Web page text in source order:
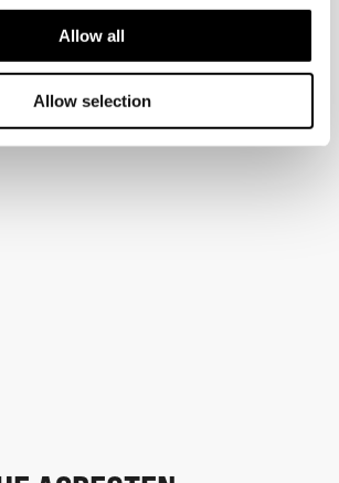
Allow all
Allow selection